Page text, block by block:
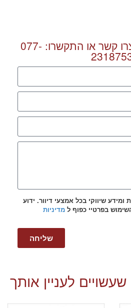
קשר או התקשרו: 077-
שיווקי בכל אמצעי דיוור. ידוע
בפרטיי כפוף ל מדיניות
שליחה
לעניין אותך